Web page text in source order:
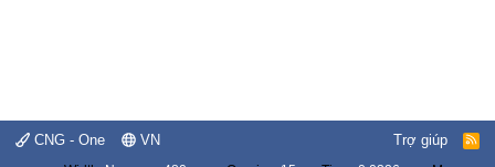
CNG - One VN Trợ giúp
R